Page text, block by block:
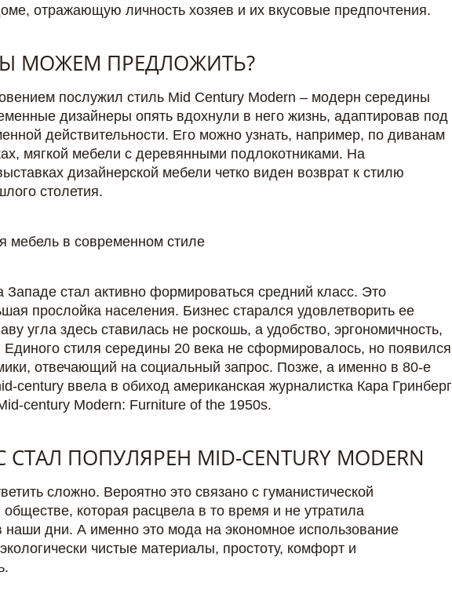
отражающую личность хозяев и их вкусовые предпочтения.
МОЖЕМ ПРЕДЛОЖИТЬ?
послужил стиль Mid Century Modern – модерн середины
дизайнеры опять вдохнули в него жизнь, адаптировав под
действительности. Его можно узнать, например, по диванам
мягкой мебели с деревянными подлокотниками. На
дизайнерской мебели четко виден возврат к стилю
столетия.
Западе стал активно формироваться средний класс. Это
прослойка населения. Бизнес старался удовлетворить ее
угла здесь ставилась не роскошь, а удобство, эргономичность,
Единого стиля середины 20 века не сформировалось, но появился
отвечающий на социальный запрос. Позже, а именно в 80-е
сentury ввела в обиход американская журналистка Кара Гринберг
century Modern: Furniture of the 1950s.
ПОПУЛЯРЕН MID-CENTURY MODERN
сложно. Вероятно это связано с гуманистической
которая расцвела в то время и не утратила
наши дни. А именно это мода на экономное использование
чистые материалы, простоту, комфорт и